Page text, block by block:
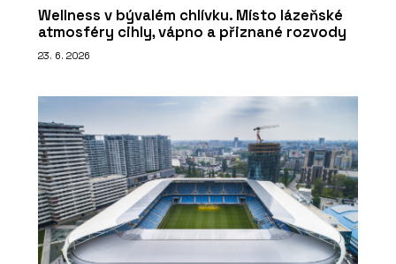
Wellness v bývalém chlívku. Místo lázeňské
atmosféry cihly, vápno a přiznané rozvody
23. 6. 2026